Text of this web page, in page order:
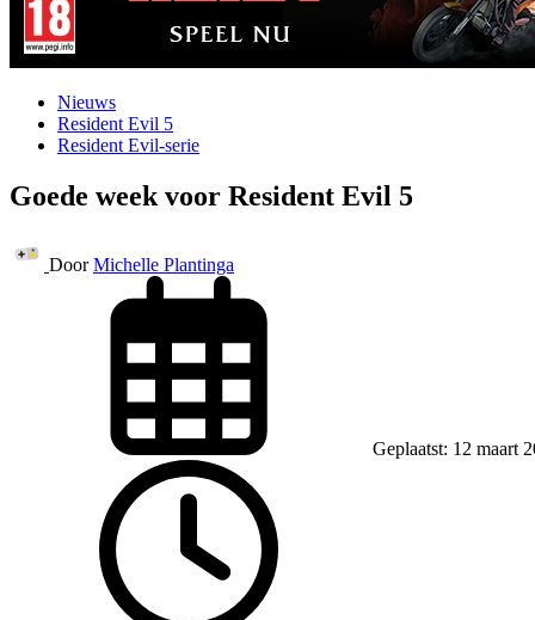
Nieuws
Resident Evil 5
Resident Evil-serie
Goede week voor Resident Evil 5
Door Michelle Plantinga
Geplaatst: 12 maart